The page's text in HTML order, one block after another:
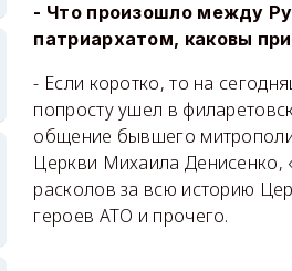
- Что произошло между
патриархатом, каковы
- Если коротко, то на
попросту ушел в
общение бывшего
Церкви Михаила Денисенко,
расколов за всю историю
героев АТО и прочего.